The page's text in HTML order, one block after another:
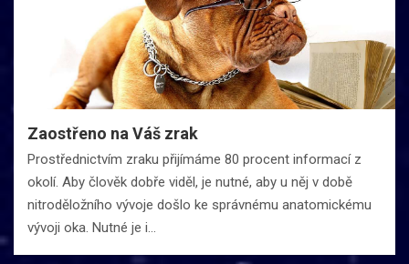
Zaostřeno na Váš zrak
Prostřednictvím zraku přijímáme 80 procent informací z
okolí. Aby člověk dobře viděl, je nutné, aby u něj v době
nitroděložního vývoje došlo ke správnému anatomickému
vývoji oka. Nutné je i…